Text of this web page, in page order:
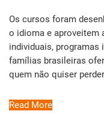
Os cursos foram
o idioma e aproveitem
individuais, programas
famílias brasileiras
quem não quiser
Read More